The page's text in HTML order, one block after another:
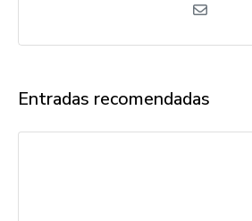
Entradas recomendadas